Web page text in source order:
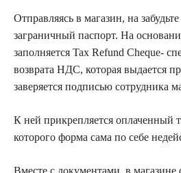
Отправляясь в магазин, на
заграничный паспорт. На
заполняется Tax Refund Cheque-
возврата НДС, которая выдается
заверяется подписью сотрудника
К ней прикрепляется оплаченный
которого форма сама по себе